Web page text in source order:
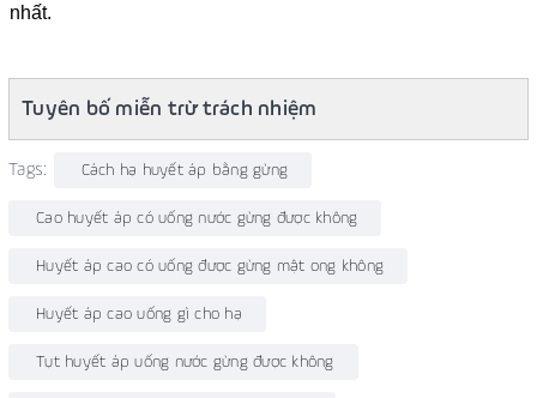
nhất.
Tuyên bố miễn trừ trách nhiệm
Tags: Cách hạ huyết áp bằng gừng
Cao huyết áp có uống nước gừng được không
Huyết áp cao có uống được gừng mật ong không
Huyết áp cao uống gì cho hạ
Tụt huyết áp uống nước gừng được không